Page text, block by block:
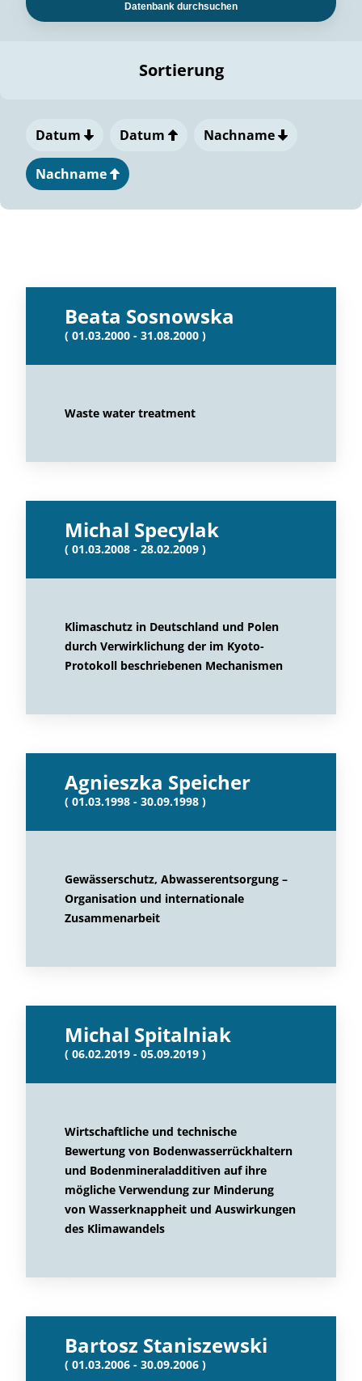
Datenbank durchsuchen
Sortierung
Datum Datum Nachname
Nachname
Beata Sosnowska
( 01.03.2000 - 31.08.2000 )
Waste water treatment
Michal Specylak
( 01.03.2008 - 28.02.2009 )
Klimaschutz in Deutschland und Polen
durch Verwirklichung der im Kyoto-
Protokoll beschriebenen Mechanismen
Agnieszka Speicher
( 01.03.1998 - 30.09.1998 )
Gewässerschutz, Abwasserentsorgung –
Organisation und internationale
Zusammenarbeit
Michal Spitalniak
( 06.02.2019 - 05.09.2019 )
Wirtschaftliche und technische
Bewertung von Bodenwasserrückhaltern
und Bodenmineraladditiven auf ihre
mögliche Verwendung zur Minderung
von Wasserknappheit und Auswirkungen
des Klimawandels
Bartosz Staniszewski
( 01.03.2006 - 30.09.2006 )